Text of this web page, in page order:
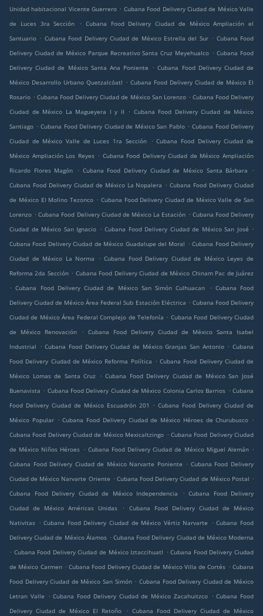
Unidad habitacional Vicente Guerrero . Cubana Food Delivery Ciudad de México Valle
de Luces 3ra Sección
. Cubana Food Delivery Ciudad de México Ampliación el
Santuario . Cubana Food Delivery Ciudad de México Estrella del Sur . Cubana Food
Delivery Ciudad de México Parque Recreativo Santa Cruz Meyehualco . Cubana Food
Delivery Ciudad de México Santa Ana Poniente
. Cubana Food Delivery Ciudad de
México Desarrollo Urbano Quetzalcóatl . Cubana Food Delivery Ciudad de México El
Rosario . Cubana Food Delivery Ciudad de México San Lorenzo . Cubana Food Delivery
Ciudad de México La Magueyera I y II
. Cubana Food Delivery Ciudad de México
Santiago . Cubana Food Delivery Ciudad de México San Pablo . Cubana Food Delivery
Ciudad de México Valle de Luces 1ra Sección
. Cubana Food Delivery Ciudad de
México Ampliación Los Reyes . Cubana Food Delivery Ciudad de México Ampliación
Ricardo Flores Magón
. Cubana Food Delivery Ciudad de México Santa Bárbara
.
Cubana Food Delivery Ciudad de México La Nopalera . Cubana Food Delivery Ciudad
de México El Molino Tezonco . Cubana Food Delivery Ciudad de México Valle de San
Lorenzo . Cubana Food Delivery Ciudad de México La Estación . Cubana Food Delivery
Ciudad de México San Ignacio . Cubana Food Delivery Ciudad de México San José .
Cubana Food Delivery Ciudad de México Guadalupe del Moral . Cubana Food Delivery
Ciudad de México La Norma
. Cubana Food Delivery Ciudad de México Leyes de
Reforma 2da Sección . Cubana Food Delivery Ciudad de México Chinam Pac de Juárez
. Cubana Food Delivery Ciudad de México San Simón Culhuacan . Cubana Food
Delivery Ciudad de México Área Federal Sub Estación Eléctrica . Cubana Food Delivery
Ciudad de México Área Federal Complejo de Telefonía . Cubana Food Delivery Ciudad
de México Renovación
. Cubana Food Delivery Ciudad de México Santa Isabel
Industrial
. Cubana Food Delivery Ciudad de México Granjas San Antonio . Cubana
Food Delivery Ciudad de México Reforma Política . Cubana Food Delivery Ciudad de
México Lomas de Santa Cruz
. Cubana Food Delivery Ciudad de México San José
Buenavista . Cubana Food Delivery Ciudad de México Colonia Carlos Barrios . Cubana
Food Delivery Ciudad de México Escuadrón 201
. Cubana Food Delivery Ciudad de
México Popular . Cubana Food Delivery Ciudad de México Héroes de Churubusco .
Cubana Food Delivery Ciudad de México Mexicaltzingo . Cubana Food Delivery Ciudad
de México Niños Héroes . Cubana Food Delivery Ciudad de México Miguel Alemán .
Cubana Food Delivery Ciudad de México Narvarte Poniente . Cubana Food Delivery
Ciudad de México Narvarte Oriente . Cubana Food Delivery Ciudad de México Postal .
Cubana Food Delivery Ciudad de México Independencia
. Cubana Food Delivery
Ciudad de México Américas Unidas
.
Cubana Food Delivery Ciudad de México
Nativitas . Cubana Food Delivery Ciudad de México Vértiz Narvarte . Cubana Food
Delivery Ciudad de México Álamos . Cubana Food Delivery Ciudad de México Moderna
. Cubana Food Delivery Ciudad de México Iztaccihuatl . Cubana Food Delivery Ciudad
de México Carmen . Cubana Food Delivery Ciudad de México Villa de Cortés . Cubana
Food Delivery Ciudad de México San Simón . Cubana Food Delivery Ciudad de México
Letran Valle
. Cubana Food Delivery Ciudad de México Zacahuitzco . Cubana Food
Delivery Ciudad de México El Retoño
. Cubana Food Delivery Ciudad de México